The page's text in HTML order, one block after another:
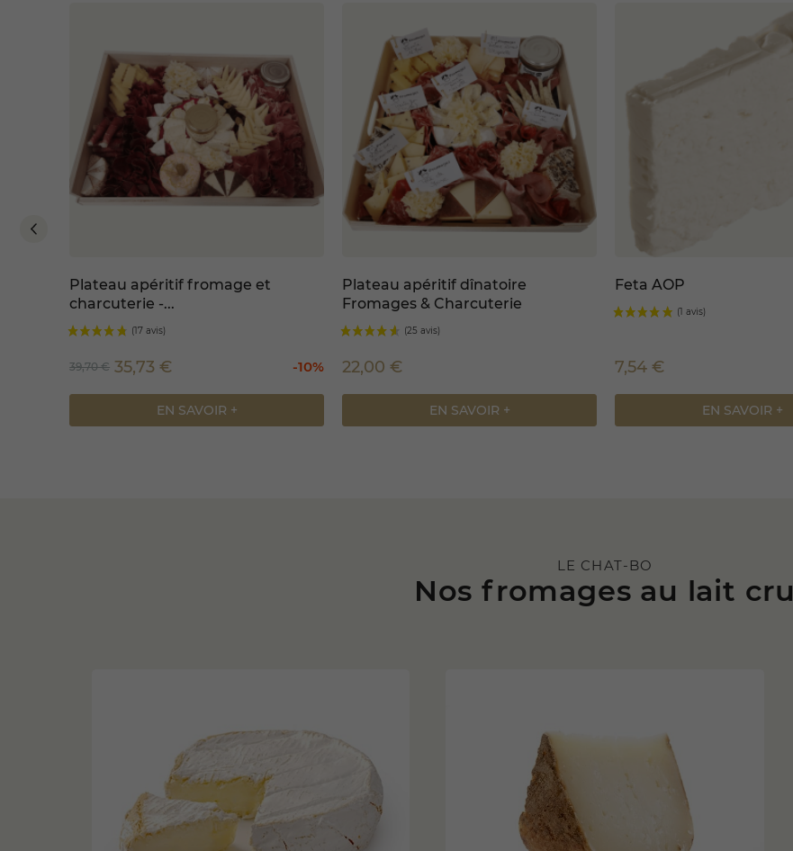
Plateau apéritif fromage et
charcuterie -...
39,70 € 35,73 € -10%
EN SAVOIR +
Plateau apéritif dînatoire
Fromages & Charcuterie
22,00 €
EN SAVOIR +
Feta AOP
7,54 €
EN SAVOIR +
LE CHAT-BO
Nos fromages au lait cru